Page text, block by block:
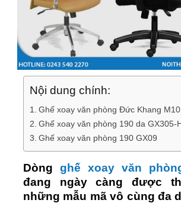
Nội dung chính:
Ghế xoay văn phòng Đức Khang
Ghế xoay văn phòng 190 da GX305-
Ghế xoay văn phòng 190 GX09
Dòng ghế xoay văn
đang ngày càng được
những mẫu mã vô cùng đa